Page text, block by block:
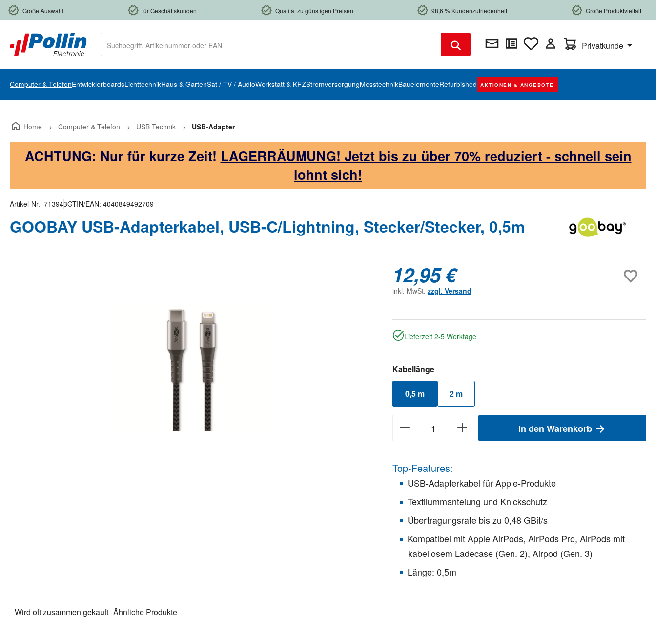
Hauptinhalt springen
Zur Suche springen
Zur Hauptnavigation springen
Große Auswahl für Geschäftskunden Qualität zu günstigen Preisen 98,6 % Kundenzufriedenheit Große Produktvielfalt
Warenkorb enthält 0
Privatkunde
Computer & TelefonEntwicklerboardsLichttechnikHaus & GartenSat / TV / AudioWerkstatt & KFZStromversorgungMesstechnikBauelementeRefurbished AKTIONEN & ANGEBOTE
Home Computer & Telefon USB-Technik USB-Adapter
ACHTUNG: Nur für kurze Zeit! LAGERRÄUMUNG! Jetzt bis zu über 70% reduziert - schnell sein
lohnt sich!
Artikel-Nr.: 713943GTIN/EAN: 4040849492709
GOOBAY USB-Adapterkabel, USB-C/Lightning, Stecker/Stecker, 0,5m
12,95 €
inkl. MwSt. zzgl. Versand
Lieferzeit 2-5 Werktage
Kabellängeauswählen
0,5 m 2 m
In den Warenkorb
Top-Features:
USB-Adapterkabel für Apple-Produkte
Textilummantelung und Knickschutz
Übertragungsrate bis zu 0,48 GBit/s
Kompatibel mit Apple AirPods, AirPods Pro, AirPods mit
kabellosem Ladecase (Gen. 2), Airpod (Gen. 3)
Länge: 0,5m
Wird oft zusammen gekauft Ähnliche Produkte